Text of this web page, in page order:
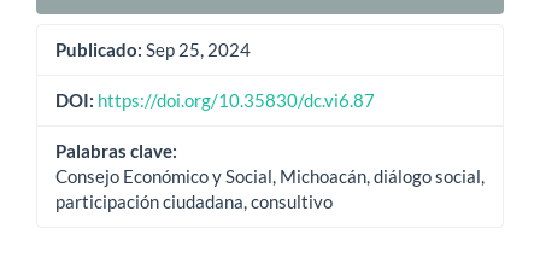
Publicado: Sep 25, 2024
DOI: https://doi.org/10.35830/dc.vi6.87
Palabras clave:
Consejo Económico y Social, Michoacán, diálogo social,
participación ciudadana, consultivo